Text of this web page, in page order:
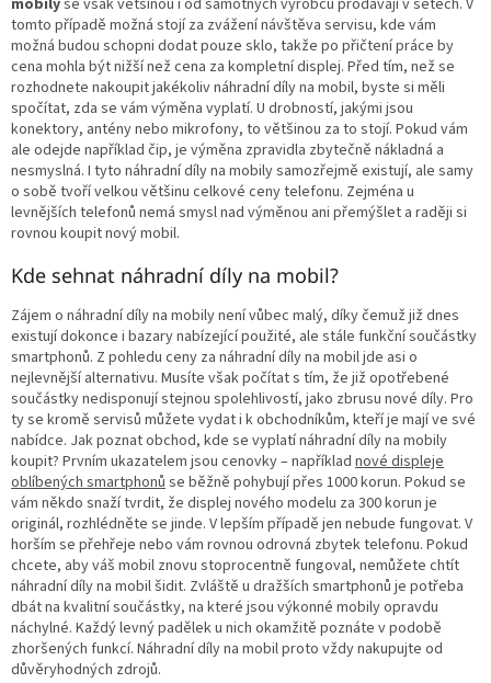
mobilyse však většinou i od samotných výrobců prodávají v setech. V
tomto případě možná stojí za zvážení návštěva servisu, kde vám
možná budou schopni dodat pouze sklo, takže po přičtení práce by
cena mohla být nižší než cena za kompletní displej. Před tím, než se
rozhodnete nakoupit jakékoliv náhradní díly na mobil, byste si měli
spočítat, zda se vám výměna vyplatí. U drobností, jakými jsou
konektory, antény nebo mikrofony, to většinou za to stojí. Pokud vám
ale odejde například čip, je výměna zpravidla zbytečně nákladná a
nesmyslná. I tyto náhradní díly na mobily samozřejmě existují, ale samy
o sobě tvoří velkou většinu celkové ceny telefonu. Zejména u
levnějších telefonů nemá smysl nad výměnou ani přemýšlet a raději si
rovnou koupit nový mobil.
Kde sehnat náhradní díly na mobil?
Zájem o náhradní díly na mobily není vůbec malý, díky čemuž již dnes
existují dokonce i bazary nabízející použité, ale stále funkční součástky
smartphonů. Z pohledu ceny za náhradní díly na mobil jde asi o
nejlevnější alternativu. Musíte však počítat s tím, že již opotřebené
součástky nedisponují stejnou spolehlivostí, jako zbrusu nové díly. Pro
ty se kromě servisů můžete vydat i k obchodníkům, kteří je mají ve své
nabídce. Jak poznat obchod, kde se vyplatí náhradní díly na mobily
koupit? Prvním ukazatelem jsou cenovky – například nové displeje
oblíbených smartphonůse běžně pohybují přes 1000 korun. Pokud se
vám někdo snaží tvrdit, že displej nového modelu za 300 korun je
originál, rozhlédněte se jinde. V lepším případě jen nebude fungovat. V
horším se přehřeje nebo vám rovnou odrovná zbytek telefonu. Pokud
chcete, aby váš mobil znovu stoprocentně fungoval, nemůžete chtít
náhradní díly na mobil šidit. Zvláště u dražších smartphonů je potřeba
dbát na kvalitní součástky, na které jsou výkonné mobily opravdu
náchylné. Každý levný padělek u nich okamžitě poznáte v podobě
zhoršených funkcí. Náhradní díly na mobil proto vždy nakupujte od
důvěryhodných zdrojů.